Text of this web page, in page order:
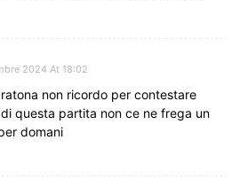
2024 At 18:02
non ricordo per contestare
questa partita non ce ne frega un
domani